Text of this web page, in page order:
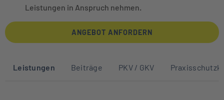
Leistungen in Anspruch nehmen.
ANGEBOT ANFORDERN
Sprunglinks zu den Abschnitten auf
Leistungen Beiträge PKV / GKV